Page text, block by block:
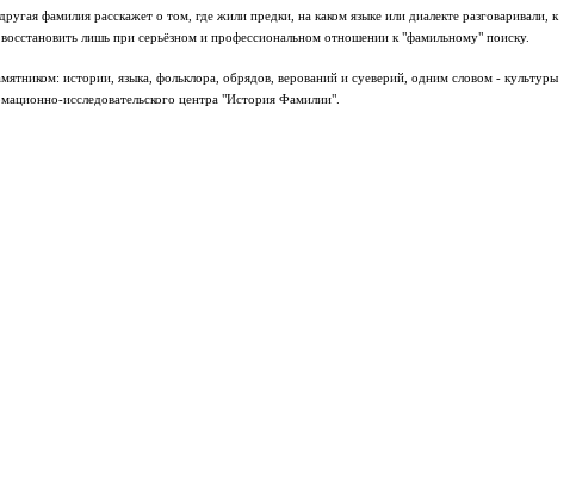
фамилия расскажет о том, где жили предки, на каком языке или диалекте разговаривали, к
лишь при серьёзном и профессиональном отношении к "фамильному" поиску.
истории, языка, фольклора, обрядов, верований и суеверий, одним словом - культуры
исследовательского центра "История Фамилии".